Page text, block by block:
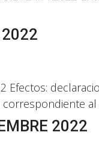
2022
Efectos:
2022